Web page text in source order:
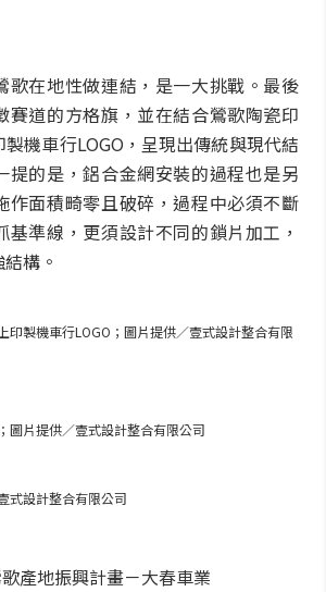
歌在地性做連結，是一大挑戰。最後
賽道的方格旗，並在結合鶯歌陶瓷印
機車行LOGO，呈現出傳統與現代結
提的是，鋁合金網安裝的過程也是另
作面積畸零且破碎，過程中必須不斷
基準線，更須設計不同的鎖片加工，
構。
印製機車行LOGO；圖片提供／壹式設計整合有限
圖片提供／壹式設計整合有限公司
式設計整合有限公司
產地振興計畫－大春車業